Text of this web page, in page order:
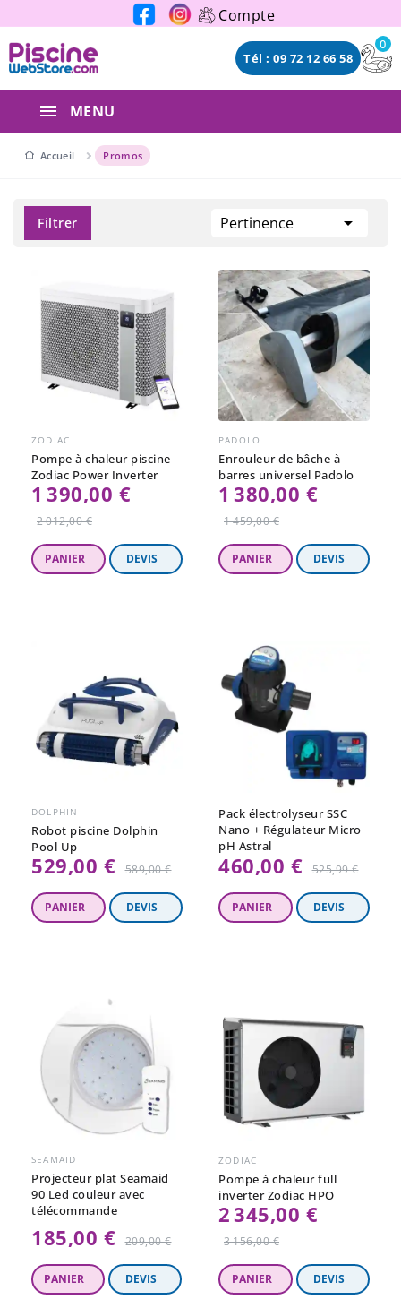
Panneau de gestion des cookiesCompte
Tél : 09 72 12 66 58
0
MENU
Accueil Promos
Filtrer Pertinence 
ZODIAC
Pompe à chaleur piscine
Zodiac Power Inverter
1 390,00 €Prix
régulier
2 012,00 €
PADOLO
Enrouleur de bâche à
barres universel Padolo
1 380,00 €Prix
régulier
1 459,00 €
DOLPHIN
Robot piscine Dolphin
Pool Up
529,00 € Prix
​​
régulier
589,00 €
Pack électrolyseur SSC
Nano + Régulateur Micro
pH Astral
460,00 € Prix
​​
régulier
525,99 €
SEAMAID
Projecteur plat Seamaid
90 Led couleur avec
télécommande
185,00 € Prix
​​
régulier
209,00 €
ZODIAC
Pompe à chaleur full
inverter Zodiac HPO
2 345,00 €Prix
régulier
3 156,00 €